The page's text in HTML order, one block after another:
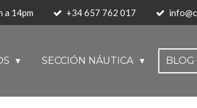
a 14pm +34 657 762 017
SECCIÓN NÁUTICA BLOG